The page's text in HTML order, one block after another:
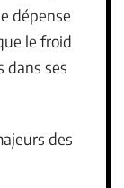
dépense
le froid
dans ses
des